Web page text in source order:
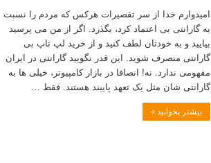
امیدوارم خدا از سر تقصیرات هرکس که مردم را نسبت
به گارانتی بی اعتماد کرد، بگذرد. اگر از من می پرسید
بیایید و به خودتان لطف کنید و از خرید لپ تاپ بی
گارانتی منصرف شوید. این قدر نگویید گارانتی در ایران
مفهومی ندارد. نه! انصافا در بازار کامپیوتر، خیلی ها به
گارانتی شان مثل یک تعهد پایبند هستند. فقط …
بیشتر بخوانید »